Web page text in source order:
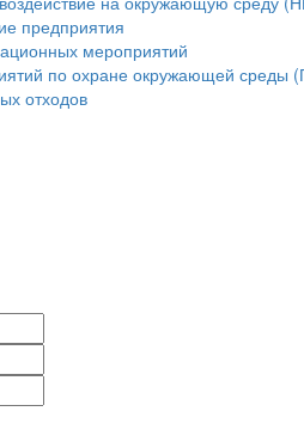
предприятия
мероприятий
по охране окружающей
отходов